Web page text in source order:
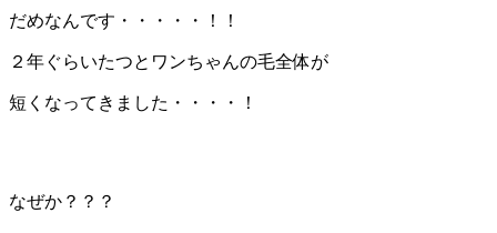
だめなんです・・・・・！！
２年ぐらいたつとワンちゃんの毛全体が
短くなってきました・・・・！
なぜか？？？